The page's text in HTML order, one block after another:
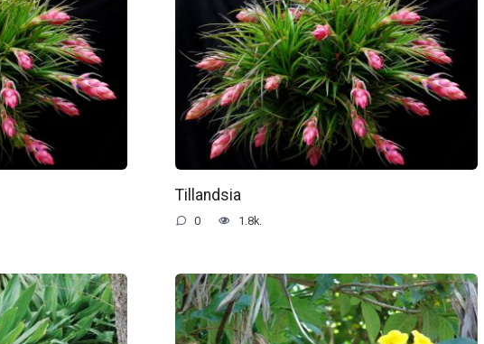
Tillandsia
0 1.8k.